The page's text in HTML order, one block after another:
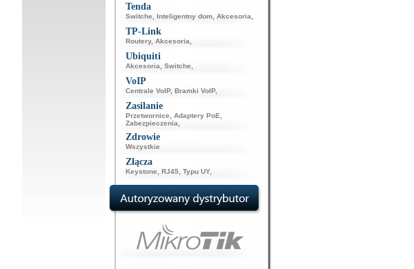
Tenda
Switche Inteligentny dom, Akcesoria
TP-Link
Routery, Akcesoria
Ubiquiti
Akcesoria Switche
VoIP
Centrale VoIP, Bramki VoIP,
Zasilanie
Przetwornice Adaptery PoE
Zabezpieczenia
Zdrowie
Wszystkie
Złącza
Keystone RJ45, Typu UY,